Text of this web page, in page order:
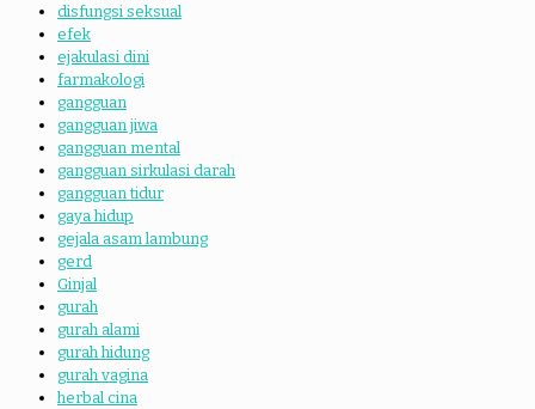
disfungsi seksual
efek
ejakulasi dini
farmakologi
gangguan
gangguan jiwa
gangguan mental
gangguan sirkulasi darah
gangguan tidur
gaya hidup
gejala asam lambung
gerd
Ginjal
gurah
gurah alami
gurah hidung
gurah vagina
herbal cina